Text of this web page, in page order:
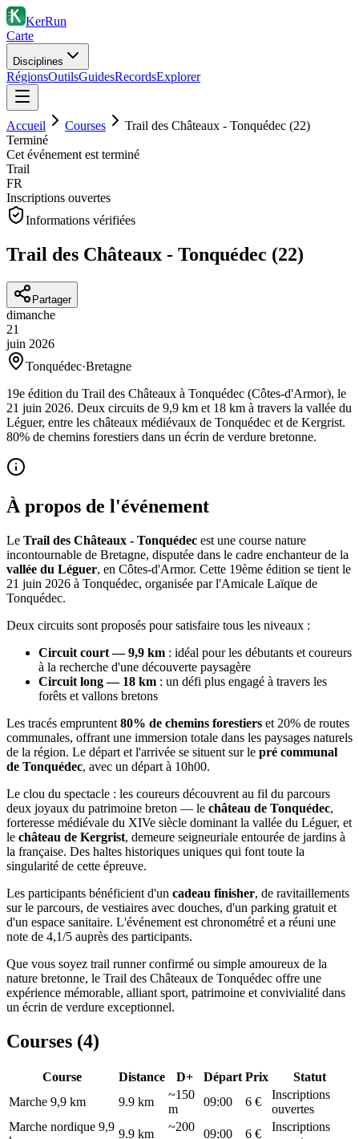
KerRun
Carte
Disciplines
RégionsOutilsGuidesRecordsExplorer
Accueil Courses
Trail des Châteaux - Tonquédec (22)
Terminé
Cet événement est terminé
Trail
FR
Inscriptions ouvertes
Informations vérifiées
Trail des Châteaux - Tonquédec (22)
Partager
dimanche
21
juin 2026
Tonquédec·Bretagne
19e édition du Trail des Châteaux à Tonquédec (Côtes-d'Armor), le
21 juin 2026. Deux circuits de 9,9 km et 18 km à travers la vallée du
Léguer, entre les châteaux médiévaux de Tonquédec et de Kergrist.
80% de chemins forestiers dans un écrin de verdure bretonne.
À propos de l'événement
Le Trail des Châteaux - Tonquédec est une course nature
incontournable de Bretagne, disputée dans le cadre enchanteur de la
vallée du Léguer, en Côtes-d'Armor. Cette 19ème édition se tient le
21 juin 2026 à Tonquédec, organisée par l'Amicale Laïque de
Tonquédec.
Deux circuits sont proposés pour satisfaire tous les niveaux :
Circuit court — 9,9 km : idéal pour les débutants et coureurs
à la recherche d'une découverte paysagère
Circuit long — 18 km : un défi plus engagé à travers les
forêts et vallons bretons
Les tracés empruntent 80% de chemins forestiers et 20% de routes
communales, offrant une immersion totale dans les paysages naturels
de la région. Le départ et l'arrivée se situent sur le pré communal
de Tonquédec, avec un départ à 10h00.
Le clou du spectacle : les coureurs découvrent au fil du parcours
deux joyaux du patrimoine breton — le château de Tonquédec,
forteresse médiévale du XIVe siècle dominant la vallée du Léguer, et
le château de Kergrist, demeure seigneuriale entourée de jardins à
la française. Des haltes historiques uniques qui font toute la
singularité de cette épreuve.
Les participants bénéficient d'un cadeau finisher, de ravitaillements
sur le parcours, de vestiaires avec douches, d'un parking gratuit et
d'un espace sanitaire. L'événement est chronométré et a réuni une
note de 4,1/5 auprès des participants.
Que vous soyez trail runner confirmé ou simple amoureux de la
nature bretonne, le Trail des Châteaux de Tonquédec offre une
expérience mémorable, alliant sport, patrimoine et convivialité dans
un écrin de verdure exceptionnel.
Courses (4)
Course Distance D+ Départ Prix
Statut
Marche 9,9 km
9.9 km
~150
m
09:00 6 €
Inscriptions
ouvertes
Marche nordique 9,9
9.9 km
~200
09:00 6 €
Inscriptions